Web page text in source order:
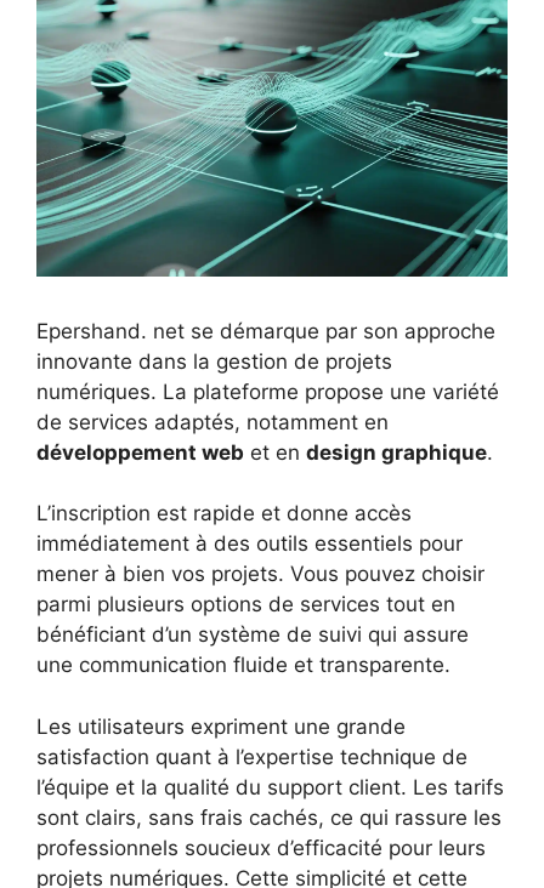
Epershand. net se démarque par son approche
innovante dans la gestion de projets
numériques. La plateforme propose une variété
de services adaptés, notamment en
développement web et en design graphique.
L’inscription est rapide et donne accès
immédiatement à des outils essentiels pour
mener à bien vos projets. Vous pouvez choisir
parmi plusieurs options de services tout en
bénéficiant d’un système de suivi qui assure
une communication fluide et transparente.
Les utilisateurs expriment une grande
satisfaction quant à l’expertise technique de
l’équipe et la qualité du support client. Les tarifs
sont clairs, sans frais cachés, ce qui rassure les
professionnels soucieux d’efficacité pour leurs
projets numériques. Cette simplicité et cette